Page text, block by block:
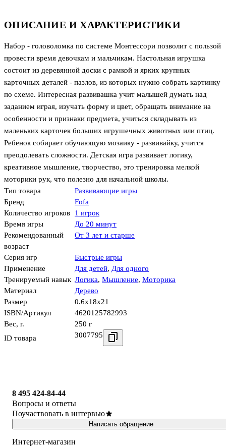
ОПИСАНИЕ И ХАРАКТЕРИСТИКИ
Набор - головоломка по системе Монтессори позволит с пользой
провести время девочкам и мальчикам. Настольная игрушка
состоит из деревянной доски с рамкой и ярких крупных
карточных деталей - пазлов, из которых нужно собрать картинку
по схеме. Интересная развивашка учит малышей думать над
заданием играя, изучать форму и цвет, обращать внимание на
особенности и признаки предмета, учиться складывать из
маленьких карточек больших игрушечных животных или птиц.
Ребенок собирает обучающую мозаику - развивайку, учится
преодолевать сложности. Детская игра развивает логику,
креативное мышление, творчество, это тренировка мелкой
моторики рук, что полезно для начальной школы.
Тип товара
Развивающие игры
Бренд
Fofa
Количество игроков
1 игрок
Время игры
До 20 минут
Рекомендованный
возраст
От 3 лет и старше
Серия игр
Быстрые игры
Применение
Для детей, Для одного
Тренируемый навык Логика, Мышление, Моторика
Материал
Дерево
Размер
0.6x18x21
ISBN/Артикул
4620125782993
Вес, г.
250 г
ID товара
3007795
8 495 424-84-44
Вопросы и ответы
Поучаствовать в интервью
Написать обращение
Интернет-магазин